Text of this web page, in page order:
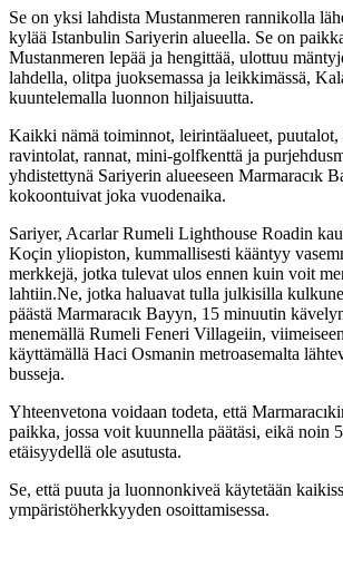
Se on yksi lahdista Mustanmeren rannikolla
kylää Istanbulin Sariyerin alueella. Se on
Mustanmeren lepää ja hengittää, ulottuu
lahdella, olitpa juoksemassa ja leikkimässä,
kuuntelemalla luonnon hiljaisuutta.
Kaikki nämä toiminnot, leirintäalueet, puutalot,
ravintolat, rannat, mini-golfkenttä ja
yhdistettynä Sariyerin alueeseen Marmaracık
kokoontuivat joka vuodenaika.
Sariyer, Acarlar Rumeli Lighthouse Roadin
Koçin yliopiston, kummallisesti kääntyy
merkkejä, jotka tulevat ulos ennen kuin voit
lahtiin.Ne, jotka haluavat tulla julkisilla
päästä Marmaracık Bayyn, 15 minuutin
menemällä Rumeli Feneri Villageiin,
käyttämällä Haci Osmanin metroasemalta
busseja.
Yhteenvetona voidaan todeta, että
paikka, jossa voit kuunnella päätäsi, eikä noin
etäisyydellä ole asutusta.
Se, että puuta ja luonnonkiveä käytetään
ympäristöherkkyyden osoittamisessa.